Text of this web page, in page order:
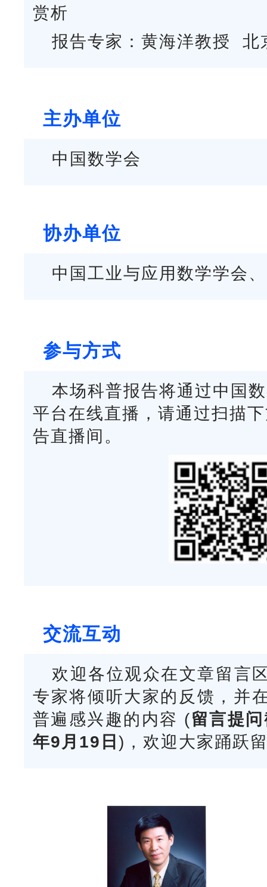
赏析
报告专家：黄海洋教授 北
主办单位
中国数学会
协办单位
中国工业与应用数学学会
参与方式
本场科普报告将通过中国
平台在线直播，请通过扫描
告直播间。
交流互动
欢迎各位观众在文章留言
专家将倾听大家的反馈，并
普遍感兴趣的内容 (留言提
年9月19日 )，欢迎大家踊跃